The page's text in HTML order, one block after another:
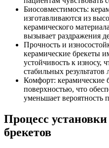
Биосовместимость:
изготавливаются из
керамического
вызывает раздражения
Прочность и
керамические брекеты
устойчивость к износу,
стабильных результатов
Комфорт: керамические
поверхностью, что
уменьшает вероятность
Процесс
брекетов